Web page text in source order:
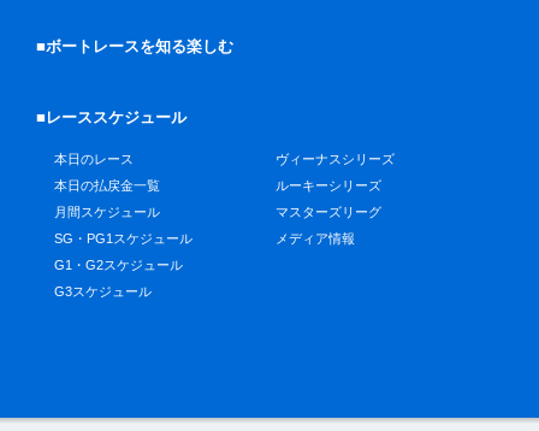
■ボートレースを知る楽しむ
■レーススケジュール
本日のレース
本日の払戻金一覧
月間スケジュール
SG・PG1スケジュール
G1・G2スケジュール
G3スケジュール
ヴィーナスシリーズ
ルーキーシリーズ
マスターズリーグ
メディア情報